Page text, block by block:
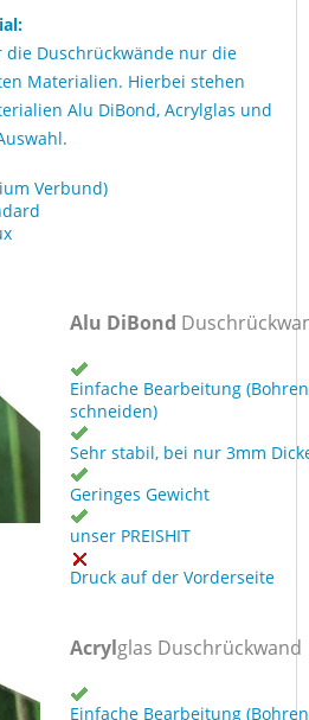
Duschrückwände nur die
Materialien. Hierbei stehen
Alu DiBond, Acrylglas und
Verbund)
Alu DiBond
Einfache Bearbeitung
schneiden)
Sehr stabil, bei nur 3mm
Geringes Gewicht
unser PREISHIT
Druck auf der Vorderseite
Acrylglas Duschrückwand
Einfache Bearbeitung